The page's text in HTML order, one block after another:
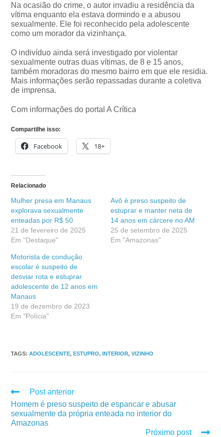
Na ocasião do crime, o autor invadiu a residência da
vítima enquanto ela estava dormindo e a abusou
sexualmente. Ele foi reconhecido pela adolescente
como um morador da vizinhança.
O indivíduo ainda será investigado por violentar
sexualmente outras duas vítimas, de 8 e 15 anos,
também moradoras do mesmo bairro em que ele residia.
Mais informações serão repassadas durante a coletiva
de imprensa.
Com informações do portal A Crítica
Compartilhe isso:
Facebook 18+
Relacionado
Mulher presa em Manaus
explorava sexualmente
enteadas por R$ 50
21 de fevereiro de 2025
Em "Destaque"
Avô é preso suspeito de
estuprar e manter neta de
14 anos em cárcere no AM
25 de setembro de 2025
Em "Amazonas"
Motorista de condução
escolar é suspeito de
desviar rota e estuprar
adolescente de 12 anos em
Manaus
19 de dezembro de 2023
Em "Polícia"
TAGS:ADOLESCENTE, ESTUPRO, INTERIOR, VIZINHO
Post anterior
Homem é preso suspeito de espancar e abusar
sexualmente da própria enteada no interior do
Amazonas
Próximo post